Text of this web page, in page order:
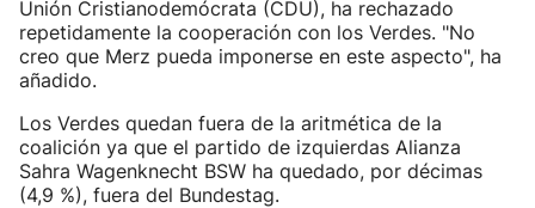
Unión Cristianodemócrata (CDU), ha rechazado
repetidamente la cooperación con los Verdes. "No
creo que Merz pueda imponerse en este aspecto", ha
añadido.
Los Verdes quedan fuera de la aritmética de la
coalición ya que el partido de izquierdas Alianza
Sahra Wagenknecht BSW ha quedado, por décimas
(4,9 %), fuera del Bundestag.